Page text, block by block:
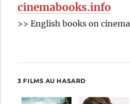
cinemabooks.info
>> English books on cinema
3 FILMS AU HASARD